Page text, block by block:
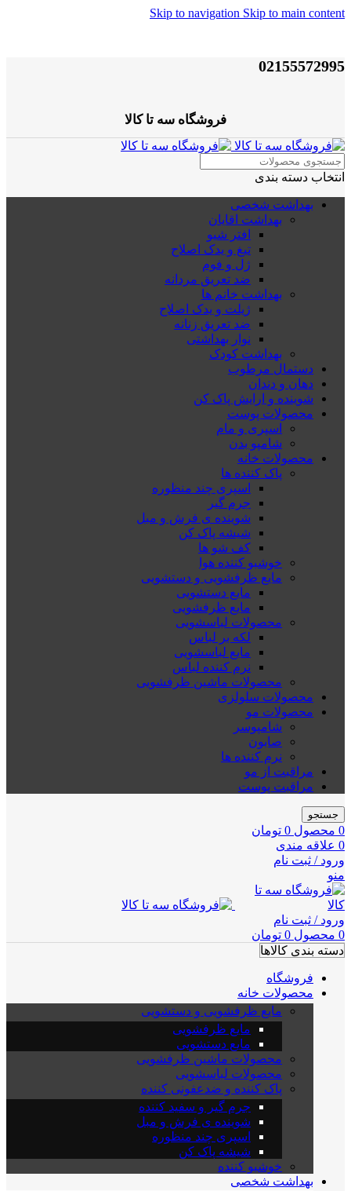
Skip to navigation Skip to main content
02155572995
فروشگاه سه تا کالا
انتخاب دسته بندی
بهداشت شخصی
بهداشت اقایان
افتر شیو
تیغ و یدک اصلاح
ژل و فوم
ضد تعریق مردانه
بهداشت خانم ها
ژیلت و یدک اصلاح
ضد تعریق زنانه
نوار بهداشتی
بهداشت کودک
دستمال مرطوب
دهان و دندان
شوینده و ارایش پاک کن
محصولات پوست
اسپری و مام
شامپو بدن
محصولات خانه
پاک کننده ها
اسپری چند منظوره
جرم گیر
شوینده ی فرش و مبل
شیشه پاک کن
کف شو ها
خوشبو کننده هوا
مایع ظرفشویی و دستشویی
مایع دستشویی
مایع ظرفشویی
محصولات لباسشویی
لکه بر لباس
مایع لباسشویی
نرم کننده لباس
محصولات ماشین ظرفشویی
محصولات سلولزی
محصولات مو
شامپوسر
صابون
نرم کننده ها
مراقبت از مو
مراقبت پوست
جستجو
0 محصول 0 تومان
0 علاقه مندی
ورود / ثبت نام
منو
ورود / ثبت نام
0 محصول 0 تومان
دسته بندی کالاها
فروشگاه
محصولات خانه
مایع ظرفشویی و دستشویی
مایع ظرفشویی
مایع دستشویی
محصولات ماشین ظرفشویی
محصولات لباسشویی
پاک کننده و ضدعفونی کننده
جرم گیر و سفید کننده
شوینده ی فرش و مبل
اسپری چند منظوره
شیشه پاک کن
خوشبو کننده
بهداشت شخصی